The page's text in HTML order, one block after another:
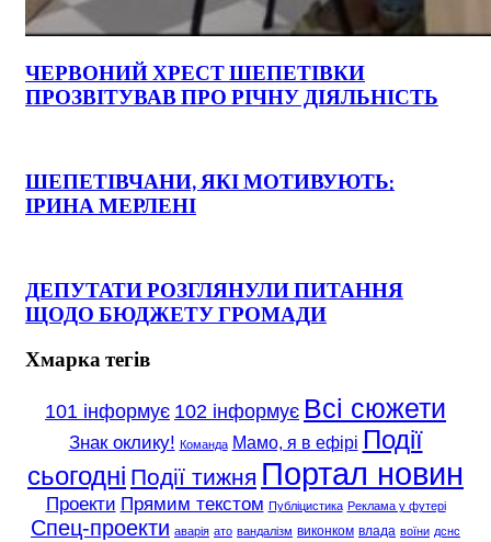
ЧЕРВОНИЙ ХРЕСТ ШЕПЕТІВКИ
ПРОЗВІТУВАВ ПРО РІЧНУ ДІЯЛЬНІСТЬ
ШЕПЕТІВЧАНИ, ЯКІ МОТИВУЮТЬ:
ІРИНА МЕРЛЕНІ
ДЕПУТАТИ РОЗГЛЯНУЛИ ПИТАННЯ
ЩОДО БЮДЖЕТУ ГРОМАДИ
Хмарка тегів
101 інформує 102 інформує Всі сюжети
Знак оклику! Команда Мамо, я в ефірі Події
сьогодні Події тижня Портал новин
Проекти Прямим текстом Публіцистика Реклама у футері
Спец-проекти аварія ато вандалізм виконком влада воїни дснс